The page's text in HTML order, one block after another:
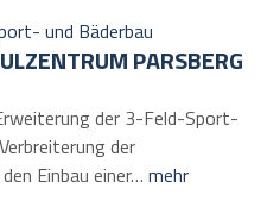
und Bäderbau
PARSBERG
der 3-Feld-Sport-
der
Einbau einer… mehr